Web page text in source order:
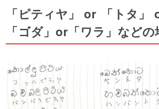
「ピティヤ」 or 「トタ
「ゴダ」or「ワラ」などの